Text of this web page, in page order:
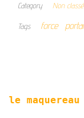
Category Non classé
Tags force
le